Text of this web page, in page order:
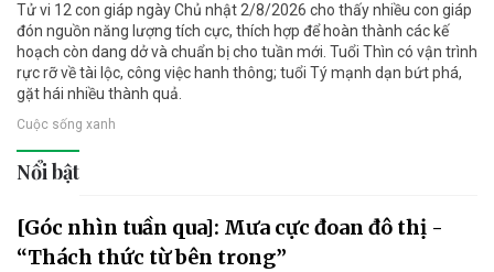
Tử vi 12 con giáp ngày Chủ nhật 2/8/2026 cho thấy nhiều con giáp
đón nguồn năng lượng tích cực, thích hợp để hoàn thành các kế
hoạch còn dang dở và chuẩn bị cho tuần mới. Tuổi Thìn có vận trình
rực rỡ về tài lộc, công việc hanh thông; tuổi Tý mạnh dạn bứt phá,
gặt hái nhiều thành quả.
Cuộc sống xanh
Nổi bật
[Góc nhìn tuần qua]: Mưa cực đoan đô thị -
“Thách thức từ bên trong”